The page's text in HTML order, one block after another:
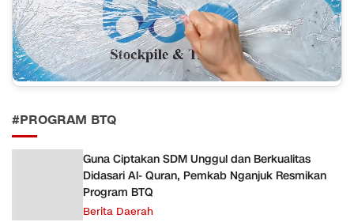
#PROGRAM BTQ
Guna Ciptakan SDM Unggul dan Berkualitas
Didasari Al- Quran, Pemkab Nganjuk Resmikan
Program BTQ
Berita Daerah